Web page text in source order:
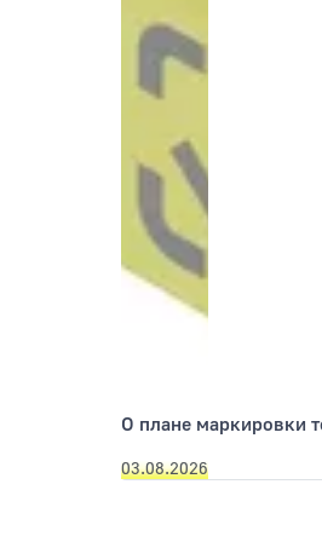
О плане маркировки
03.08.2026